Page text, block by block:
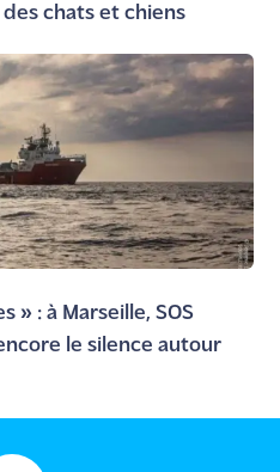
chats et chiens
» : à Marseille, SOS
le silence autour